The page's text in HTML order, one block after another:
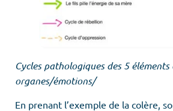
Cycles pathologiques des 5
organes/émotions/
En prenant l’exemple de la colère,